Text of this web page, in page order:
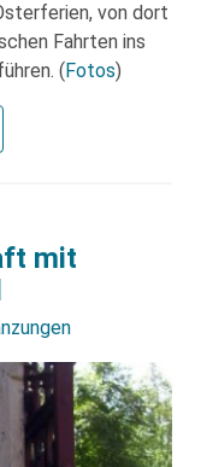
von dort
Fahrten ins
(Fotos)
mit